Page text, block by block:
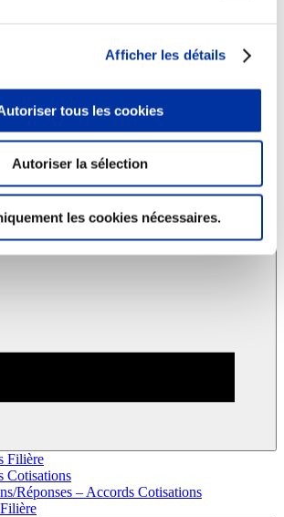
Afficher les détails
tous les cookies
Autoriser la sélection
les cookies nécessaires.
et santé
et attractivité des métiers
d’information
Accords
Filière
Cotisations
Réponses – Accords Cotisations